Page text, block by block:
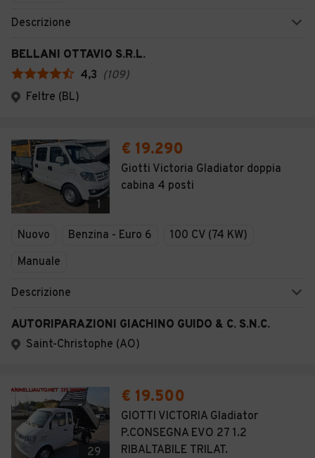
Descrizione
BELLANI OTTAVIO S.R.L.
4,3 (109)
Feltre (BL)
1
€ 19.290
Giotti Victoria Gladiator doppia
cabina 4 posti
Nuovo Benzina - Euro 6
100 CV (74 KW)
Manuale
Descrizione
AUTORIPARAZIONI GIACHINO GUIDO & C. S.N.C.
Saint-Christophe (AO)
29
€ 19.500
GIOTTI VICTORIA Gladiator
P.CONSEGNA EVO 27 1.2
RIBALTABILE TRILAT.